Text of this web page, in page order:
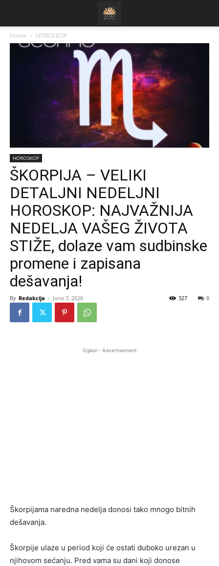
Home HOROSKOP
HOROSKOP
ŠKORPIJA – VELIKI
DETALJNI NEDELJNI
HOROSKOP: NAJVAŽNIJA
NEDELJA VAŠEG ŽIVOTA
STIŽE, dolaze vam sudbinske
promene i zapisana
dešavanja!
By Redakcija - June 7, 2026 0
327
Oglasi - Advertisement
Škorpijama naredna nedelja donosi tako mnogo bitnih
dešavanja.
Škorpije ulaze u period koji će ostati duboko urezan u
njihovom sećanju. Pred vama su dani koji donose